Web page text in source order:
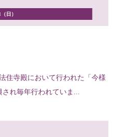
日）
住寺殿において行われた「今様
れ毎年行われていま...